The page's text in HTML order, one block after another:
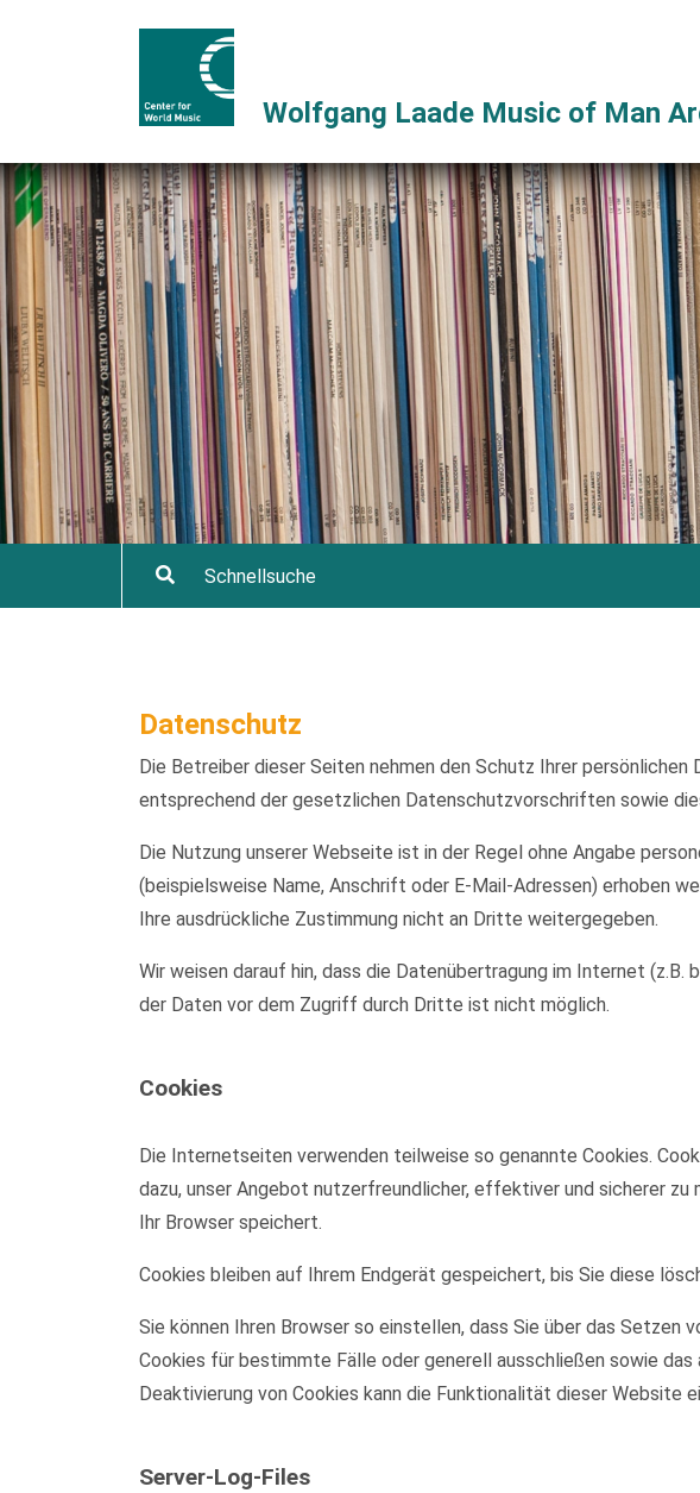
Wolfgang Laade Music of Man
Datenschutz
Die Betreiber dieser Seiten nehmen den Schutz Ihrer
entsprechend der gesetzlichen Datenschutzvorschriften sowie
Die Nutzung unserer Webseite ist in der Regel ohne Angabe
(beispielsweise Name, Anschrift oder E-Mail-Adressen) erhoben
Ihre ausdrückliche Zustimmung nicht an Dritte weitergegeben.
Wir weisen darauf hin, dass die Datenübertragung im Internet
der Daten vor dem Zugriff durch Dritte ist nicht möglich.
Cookies
Die Internetseiten verwenden teilweise so genannte Cookies.
dazu, unser Angebot nutzerfreundlicher, effektiver und sicherer
Ihr Browser speichert.
Cookies bleiben auf Ihrem Endgerät gespeichert, bis Sie diese
Sie können Ihren Browser so einstellen, dass Sie über das Setzen
Cookies für bestimmte Fälle oder generell ausschließen sowie
Deaktivierung von Cookies kann die Funktionalität dieser Website
Server-Log-Files